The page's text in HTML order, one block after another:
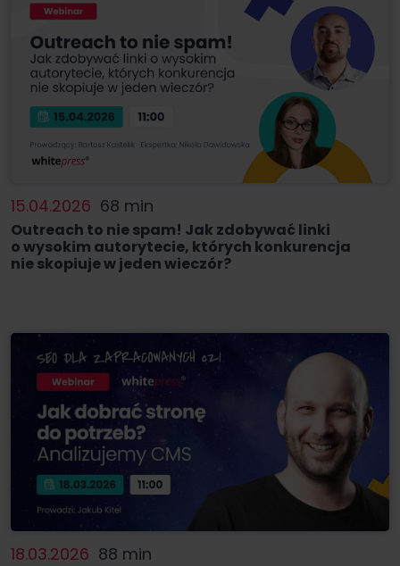
15.04.2026 68 min
Outreach to nie spam! Jak zdobywać linki
o wysokim autorytecie, których konkurencja
nie skopiuje w jeden wieczór?
18.03.2026 88 min